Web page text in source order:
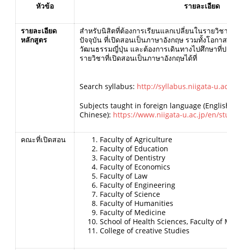
หัวข้อ รายละเอียด
รายละเอียด
หลักสูตร
สำหรับนิสิตที่ต้องการเรียนแลกเปลี่ยนในรายวิ
ปัจจุบัน ที่เปิดสอนเป็นภาษาอังกฤษ รวมทั้งโอกา
วัฒนธรรมญี่ปุ่น และต้องการเดินทางไปศึกษาที่
รายวิชาที่เปิดสอนเป็นภาษาอังกฤษได้ที่
Search syllabus: http://syllabus.niigata-
Subjects taught in foreign language
Chinese): https://www.niigata-u.ac.jp/en/
คณะที่เปิดสอน
Faculty of Agriculture
Faculty of Education
Faculty of Dentistry
Faculty of Economics
Faculty of Law
Faculty of Engineering
Faculty of Science
Faculty of Humanities
Faculty of Medicine
School of Health Sciences, Faculty of
College of creative Studies